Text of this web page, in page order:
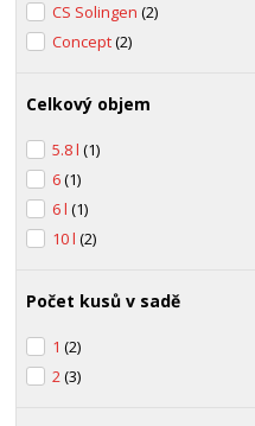
CS Solingen(2)
Concept(2)
Celkový objem
5.8 l(1)
6(1)
6 l(1)
10 l(2)
Počet kusů v sadě
1(2)
2(3)